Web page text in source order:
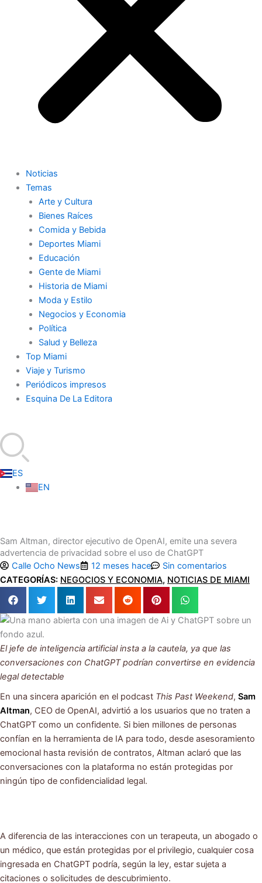
Noticias
Temas
Arte y Cultura
Bienes Raíces
Comida y Bebida
Deportes Miami
Educación
Gente de Miami
Historia de Miami
Moda y Estilo
Negocios y Economia
Política
Salud y Belleza
Top Miami
Viaje y Turismo
Periódicos impresos
Esquina De La Editora
ES
EN
Sam Altman, director ejecutivo de OpenAI, emite una severa
advertencia de privacidad sobre el uso de ChatGPT
Calle Ocho News
12 meses hace
Sin comentarios
CATEGORÍAS: NEGOCIOS Y ECONOMIA, NOTICIAS DE MIAMI
El jefe de inteligencia artificial insta a la cautela, ya que las
conversaciones con ChatGPT podrían convertirse en evidencia
legal detectable
En una sincera aparición en el podcast This Past Weekend, Sam
Altman, CEO de OpenAI, advirtió a los usuarios que no traten a
ChatGPT como un confidente. Si bien millones de personas
confían en la herramienta de IA para todo, desde asesoramiento
emocional hasta revisión de contratos, Altman aclaró que las
conversaciones con la plataforma no están protegidas por
ningún tipo de confidencialidad legal.
A diferencia de las interacciones con un terapeuta, un abogado o
un médico, que están protegidas por el privilegio, cualquier cosa
ingresada en ChatGPT podría, según la ley, estar sujeta a
citaciones o solicitudes de descubrimiento.